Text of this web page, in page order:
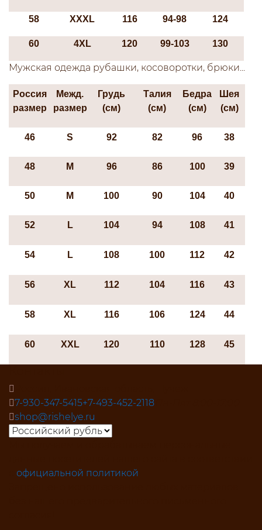
58 XXXL 116 94-98 124
60 4XL 120 99-103 130
Мужская одежда рубашки, косоворотки, брюки...
Россия
размер
Межд.
размер
Грудь
(см)
Талия
(см)
Бедра
(см)
Шея
(см)
46 S 92 82 96 38
48 М 96 86 100 39
50 М 100 90 104 40
52 L 104 94 108 41
54 L 108 100 112 42
56 ХL 112 104 116 43
58 ХL 116 106 124 44
60 XXL 120 110 128 45
7-930-347-5415+7-493-452-2118
shop@rishelye.ru
официальной политикой